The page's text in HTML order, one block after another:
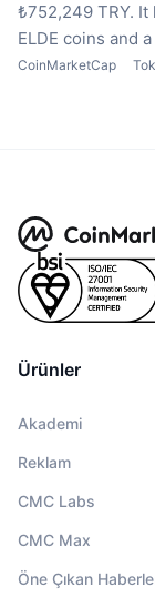
₺752,249 TRY. It
ELDE coins and
CoinMarketCap
Ürünler
Akademi
Reklam
CMC Labs
CMC Max
Öne Çıkan